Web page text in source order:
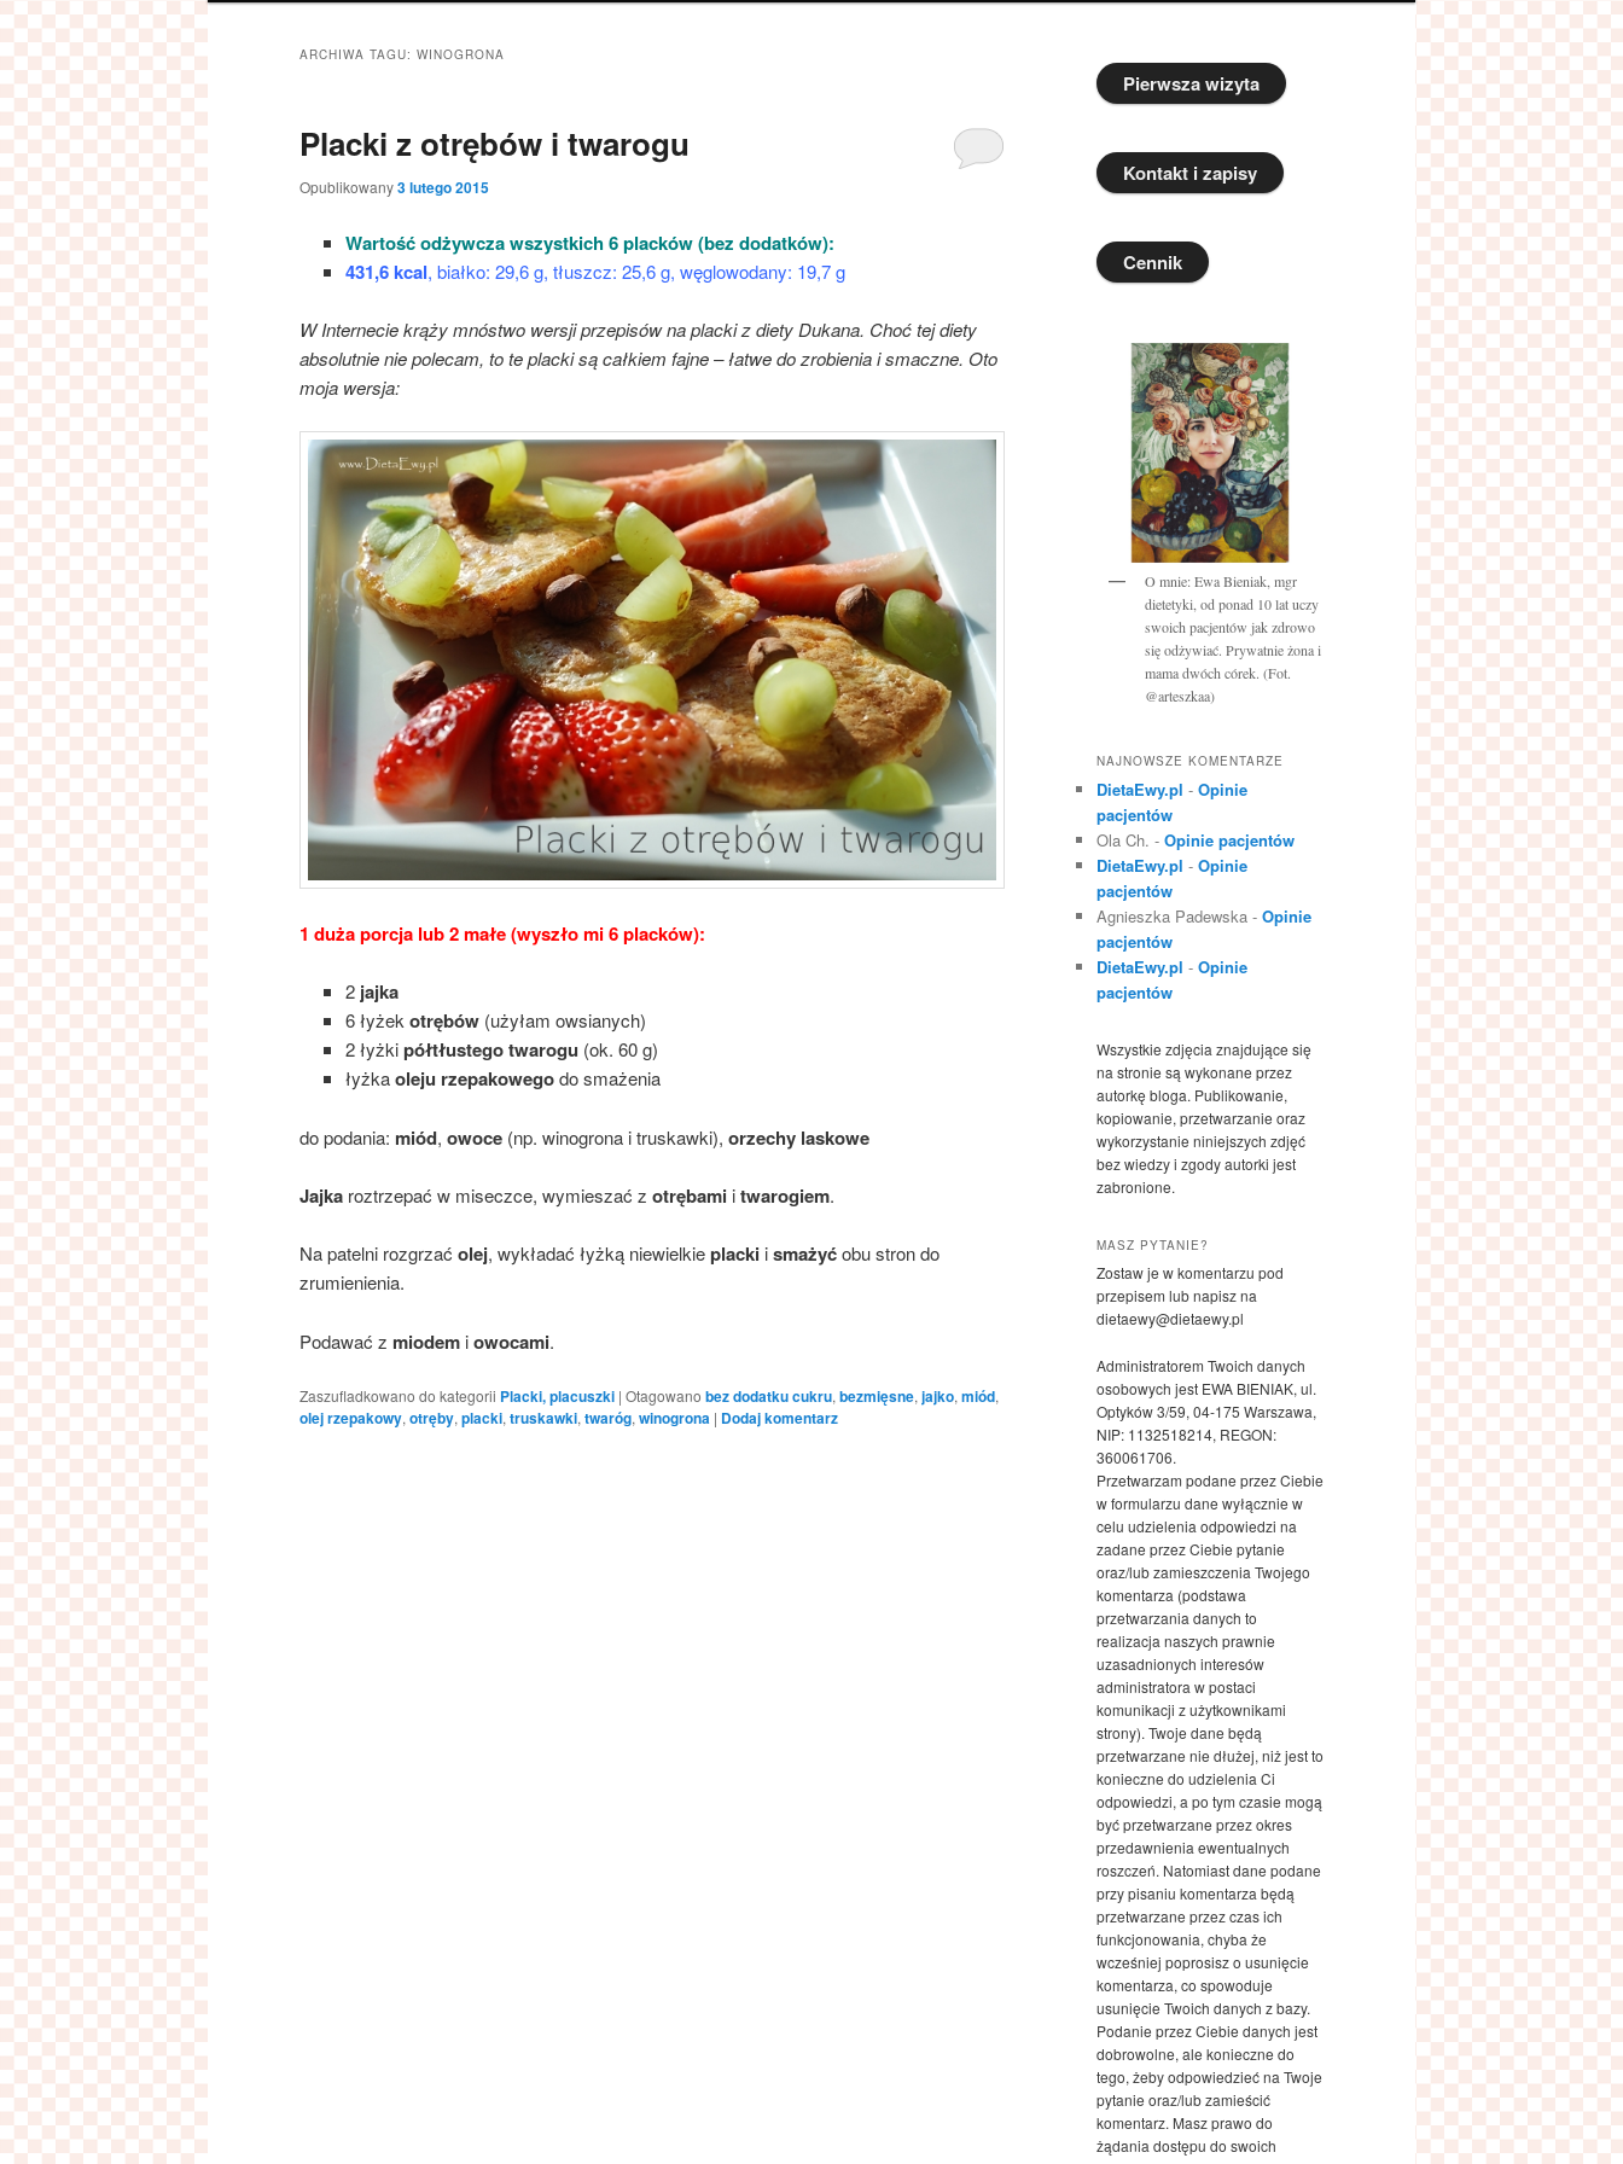
ARCHIWA TAGU: WINOGRONA
Placki z otrębów i twarogu
Opublikowany3 lutego 2015
Wartość odżywcza wszystkich 6 placków (bez dodatków):
431,6 kcal, białko: 29,6 g, tłuszcz: 25,6 g, węglowodany: 19,7 g
W Internecie krąży mnóstwo wersji przepisów na placki z diety Dukana. Choć tej diety
absolutnie nie polecam, to te placki są całkiem fajne – łatwe do zrobienia i smaczne. Oto
moja wersja:
1 duża porcja lub 2 małe (wyszło mi 6 placków):
2 jajka
6 łyżek otrębów(użyłam owsianych)
2 łyżkipółtłustego twarogu (ok. 60 g)
łyżkaoleju rzepakowegodo smażenia
do podania: miód, owoce (np. winogrona i truskawki), orzechy laskowe
Jajka roztrzepać w miseczce, wymieszać z otrębami itwarogiem.
Na patelni rozgrzać olej, wykładać łyżką niewielkieplacki ismażyćobu stron do
zrumienienia.
Podawać z miodem iowocami.
Zaszufladkowano do kategorii Placki, placuszki | Otagowano bez dodatku cukru, bezmięsne, jajko, miód,
olej rzepakowy, otręby, placki, truskawki, twaróg, winogrona | Dodaj komentarz
Pierwsza wizyta
Kontakt i zapisy
Cennik
O mnie: Ewa Bieniak, mgr
dietetyki, od ponad 10 lat uczy
swoich pacjentów jak zdrowo
się odżywiać. Prywatnie żona i
mama dwóch córek. (Fot.
@arteszkaa)
NAJNOWSZE KOMENTARZE
DietaEwy.pl - Opinie
pacjentów
Ola Ch. - Opinie pacjentów
DietaEwy.pl - Opinie
pacjentów
Agnieszka Padewska - Opinie
pacjentów
DietaEwy.pl - Opinie
pacjentów
Wszystkie zdjęcia znajdujące się
na stronie są wykonane przez
autorkę bloga. Publikowanie,
kopiowanie, przetwarzanie oraz
wykorzystanie niniejszych zdjęć
bez wiedzy i zgody autorki jest
zabronione.
MASZ PYTANIE?
Zostaw je w komentarzu pod
przepisem lub napisz na
dietaewy@dietaewy.pl
Administratorem Twoich danych
osobowych jest EWA BIENIAK, ul.
Optyków 3/59, 04-175 Warszawa,
NIP: 1132518214, REGON:
360061706.
Przetwarzam podane przez Ciebie
w formularzu dane wyłącznie w
celu udzielenia odpowiedzi na
zadane przez Ciebie pytanie
oraz/lub zamieszczenia Twojego
komentarza (podstawa
przetwarzania danych to
realizacja naszych prawnie
uzasadnionych interesów
administratora w postaci
komunikacji z użytkownikami
strony). Twoje dane będą
przetwarzane nie dłużej, niż jest to
konieczne do udzielenia Ci
odpowiedzi, a po tym czasie mogą
być przetwarzane przez okres
przedawnienia ewentualnych
roszczeń. Natomiast dane podane
przy pisaniu komentarza będą
przetwarzane przez czas ich
funkcjonowania, chyba że
wcześniej poprosisz o usunięcie
komentarza, co spowoduje
usunięcie Twoich danych z bazy.
Podanie przez Ciebie danych jest
dobrowolne, ale konieczne do
tego, żeby odpowiedzieć na Twoje
pytanie oraz/lub zamieścić
komentarz. Masz prawo do
żądania dostępu do swoich